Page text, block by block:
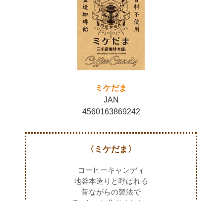
ミケだま
JAN
4560163869242
〈ミケだま〉
コーヒーキャンディ
地釜本造りと呼ばれる
昔ながらの製法で